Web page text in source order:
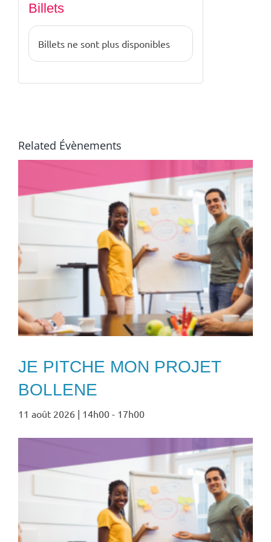
Billets
Billets ne sont plus disponibles
Related Évènements
JE PITCHE MON PROJET
BOLLENE
11 août 2026 | 14h00 - 17h00